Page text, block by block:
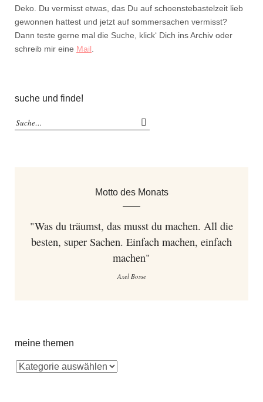
Deko. Du vermisst etwas, das Du auf schoenstebastelzeit lieb
gewonnen hattest und jetzt auf sommersachen vermisst?
Dann teste gerne mal die Suche, klick‘ Dich ins Archiv oder
schreib mir eine Mail
suche und finde!
Motto des Monats
"Was du träumst, das musst du machen. All die
besten, super Sachen. Einfach machen, einfach
machen"
Axel Bosse
meine themen